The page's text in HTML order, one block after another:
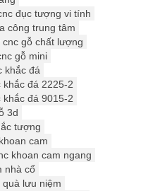
đục tượng vi tính
công trung tâm
cnc gỗ chất lượng
gỗ mini
khắc đá
khắc đá 2225-2
khắc đá 9015-2
3d
tượng
cam
khoan cam ngang
nhà cổ
quà lưu niệm